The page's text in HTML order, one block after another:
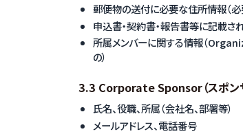
郵便物の送付に必要な住所情報（必
申込書・契約書・報告書等に記載さ
所属メンバーに関する情報（
の）
3.3 Corporate Sponsor（スポン
氏名、役職、所属（会社名、部署等）
メールアドレス、電話番号